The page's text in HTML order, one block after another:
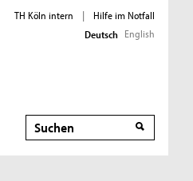
TH Köln intern |
Hilfe im Notfall
Deutsch English
Suche